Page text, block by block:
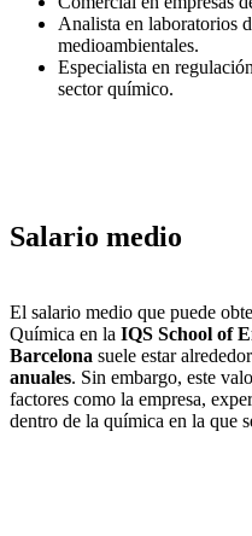
Analista en laboratorios
medioambientales.
Especialista en
sector químico.
Salario medio
El salario medio que puede
Química en la IQS School of
Barcelona suele estar
anuales. Sin embargo, este
factores como la empresa,
dentro de la química en la que